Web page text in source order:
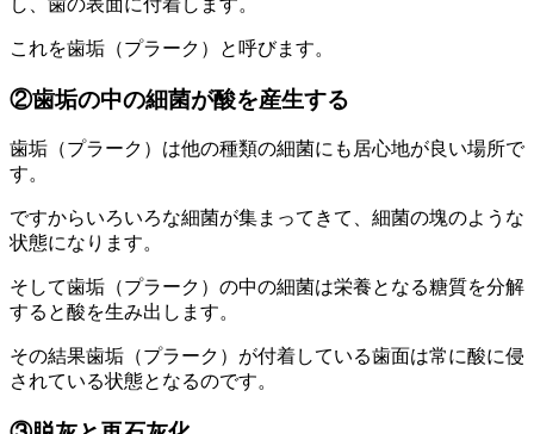
し、歯の表面に付着します。
これを歯垢（プラーク）と呼びます。
②歯垢の中の細菌が酸を産生する
歯垢（プラーク）は他の種類の細菌にも居心地が良い場所で
す。
ですからいろいろな細菌が集まってきて、細菌の塊のような
状態になります。
そして歯垢（プラーク）の中の細菌は栄養となる糖質を分解
すると酸を生み出します。
その結果歯垢（プラーク）が付着している歯面は常に酸に侵
されている状態となるのです。